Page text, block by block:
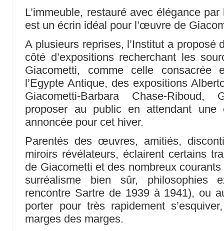
L’immeuble, restauré avec élégance
est un écrin idéal pour l’œuvre de
A plusieurs reprises, l’Institut a proposé
côté d’expositions recherchant les
Giacometti, comme celle
l’Egypte Antique, des expositions
Giacometti-Barbara Chase-Riboud,
proposer au public en attendant une
annoncée pour cet hiver.
Parentés des œuvres, amitiés,
miroirs révélateurs, éclairent certains
de Giacometti et des nombreux
surréalisme bien sûr, philosophies
rencontre Sartre de 1939 à 1941), ou
porter pour très rapidement
marges des marges.